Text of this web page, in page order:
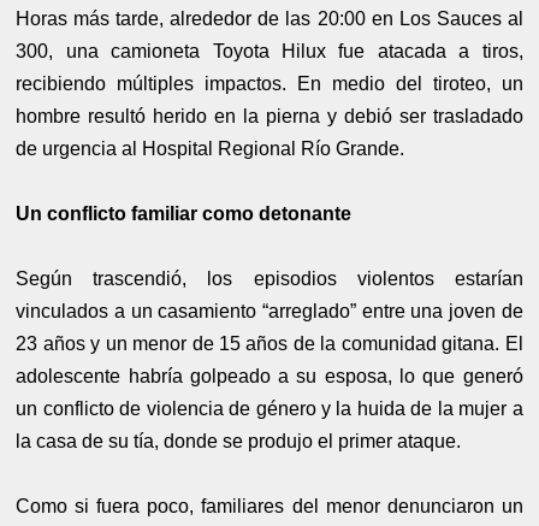
Horas más tarde, alrededor de las 20:00 en Los Sauces al
300, una camioneta Toyota Hilux fue atacada a tiros,
recibiendo múltiples impactos. En medio del tiroteo, un
hombre resultó herido en la pierna y debió ser trasladado
de urgencia al Hospital Regional Río Grande.
Un conflicto familiar como detonante
Según trascendió, los episodios violentos estarían
vinculados a un casamiento “arreglado” entre una joven de
23 años y un menor de 15 años de la comunidad gitana. El
adolescente habría golpeado a su esposa, lo que generó
un conflicto de violencia de género y la huida de la mujer a
la casa de su tía, donde se produjo el primer ataque.
Como si fuera poco, familiares del menor denunciaron un